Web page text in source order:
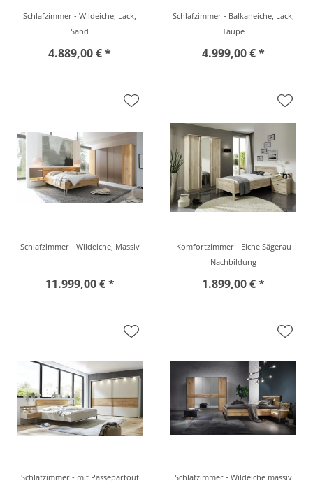
Schlafzimmer - Wildeiche, Lack,
Sand
4.889,00 € *
Schlafzimmer - Balkaneiche, Lack,
Taupe
4.999,00 € *
Schlafzimmer - Wildeiche, Massiv
11.999,00 € *
Komfortzimmer - Eiche Sägerau
Nachbildung
1.899,00 € *
Schlafzimmer - mit Passepartout
Schlafzimmer - Wildeiche massiv